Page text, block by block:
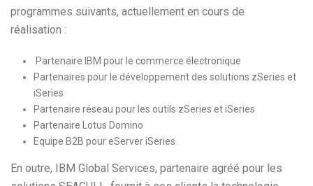
programmes suivants, actuellement en cours de
réalisation :
Partenaire IBM pour le commerce électronique
Partenaires pour le développement des solutions zSeries et
iSeries
Partenaire réseau pour les outils zSeries et iSeries
Partenaire Lotus Domino
Equipe B2B pour eServer iSeries
En outre, IBM Global Services, partenaire agréé pour les